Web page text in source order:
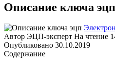
Описание ключа эцп
Автор ЭЦП-эксперт На чтение
Опубликовано 30.10.2019
Содержание